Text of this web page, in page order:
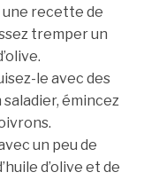
une recette de
tremper un
le avec des
saladier, émincez
un peu de
d’olive et de